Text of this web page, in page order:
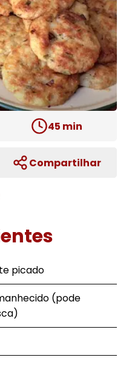
45 min
Compartilhar
picado
(pode